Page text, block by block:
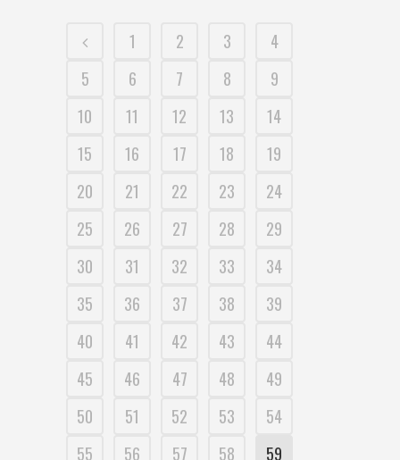
1 2 3
4
5
6 7 8
9
10
11 12 13
14
15
16 17 18
19
20
21 22 23
24
25
26 27 28
29
30
31 32 33
34
35
36 37 38
39
40
41 42 43
44
45
46 47 48
49
50
51 52 53
54
55
56 57 58
59